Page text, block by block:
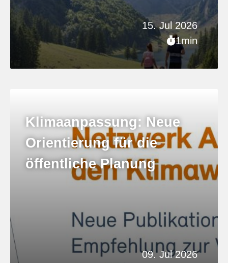
15. Jul 2026
1min
09. Jul 2026
Klimaanpassung: Neue
Orientierung für die
öffentliche Planung